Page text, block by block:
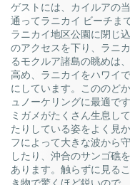
ゲストには、カイルアの
通ってラニカイ ビーチま
ラニカイ地区公園に閉じ
のアクセスを下り、ラニ
るモクルア諸島の眺めは
高め、ラニカイをハワイ
にしています。こののど
ュノーケリングに最適で
ミガメがたくさん生息し
たりしている姿をよく見
フによって大きな波から
したり、沖合のサンゴ礁
あります。触らずに見る